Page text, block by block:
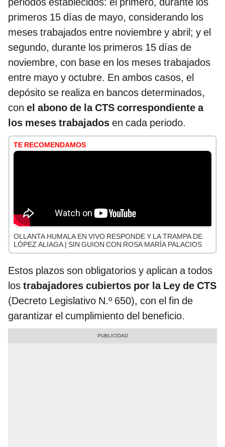
primeros 15 días de mayo, considerando los
meses trabajados entre noviembre y abril; y el
segundo, durante los primeros 15 días de
noviembre, con base en los meses trabajados
entre mayo y octubre. En ambos casos, el
depósito se realiza en bancos determinados,
con el abono de la CTS correspondiente a
los meses trabajados en cada periodo.
TE RECOMENDAMOS
OLLANTA HUMALA EN VIVO RESPONDE Y LA TRAMPA DE
LÓPEZ ALIAGA | SIN GUION CON ROSA MARÍA PALACIOS
Estos plazos son obligatorios y aplican a todos
los trabajadores cubiertos por la Ley de CTS
(Decreto Legislativo N.º 650), con el fin de
garantizar el cumplimiento del beneficio.